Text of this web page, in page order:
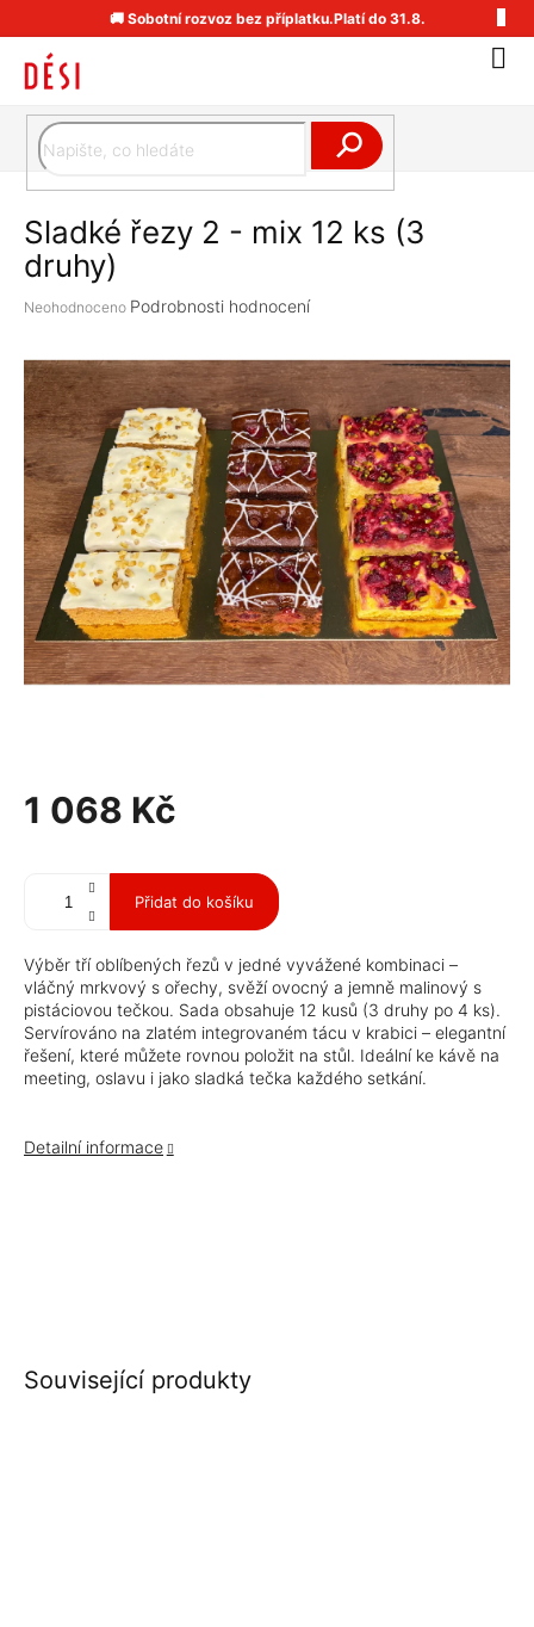
na
🚚 Sobotní rozvoz bez příplatku.Platí do 31.8.
Sladké řezy 2 - mix 12 ks (3
druhy)
Průměrné
je
0,0
z
5
hvězdiček.
Neohodnoceno Podrobnosti hodnocení
1 068 Kč
Přidat do košíku
Výběr tří oblíbených řezů v jedné vyvážené kombinaci –
vláčný mrkvový s ořechy, svěží ovocný a jemně malinový s
pistáciovou tečkou. Sada obsahuje 12 kusů (3 druhy po 4 ks).
Servírováno na zlatém integrovaném tácu v krabici – elegantní
řešení, které můžete rovnou položit na stůl. Ideální ke kávě na
meeting, oslavu i jako sladká tečka každého setkání.
Detailní informace
Související produkty